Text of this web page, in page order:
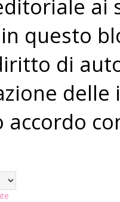
ai
questo
di
accordo